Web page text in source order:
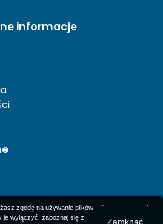
informacje
zgodę na używanie plików
je wyłączyć, zapoznaj się z
Zamknąć